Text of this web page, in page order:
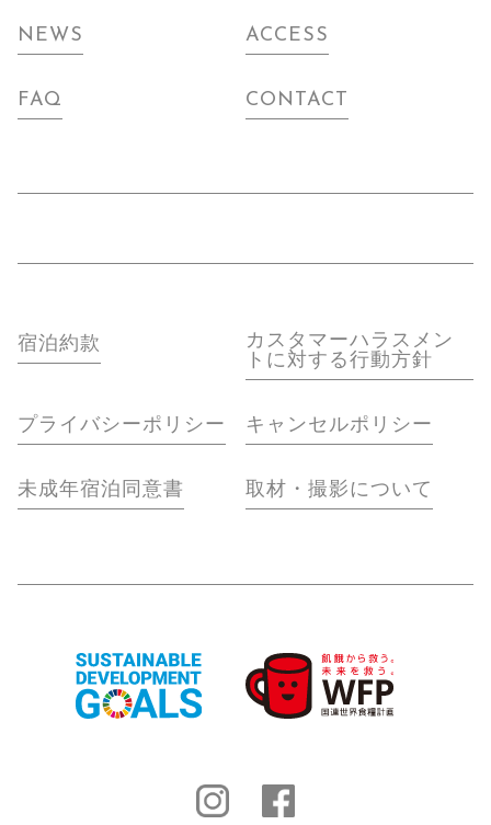
NEWS ACCESS
FAQ CONTACT
宿泊約款
カスタマーハラスメン
トに対する行動方針
プライバシーポリシー キャンセルポリシー
未成年宿泊同意書 取材・撮影について